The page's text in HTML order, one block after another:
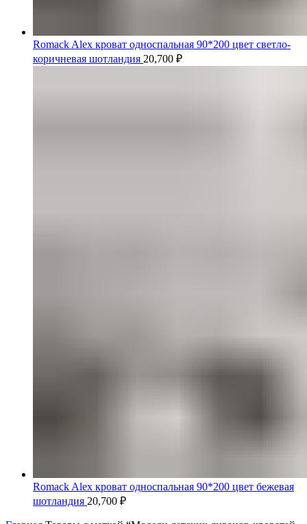
Romack Alex кроват односпальная 90*200 цвет светло-
коричневая шотландия 20,700 ₽
Romack Alex кроват односпальная 90*200 цвет бежевая
шотландия 20,700 ₽